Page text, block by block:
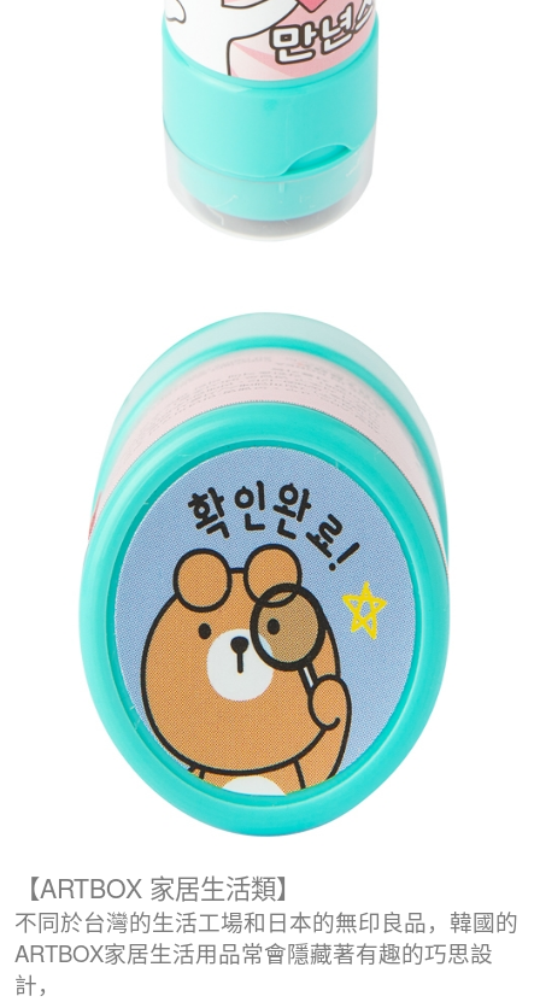
【ARTBOX 家居生活類】
不同於台灣的生活工場和日本的無印良品， 韓國的
ARTBOX家居生活用品常會隱藏著有趣的巧思設
計，